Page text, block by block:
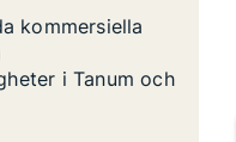
kommersiella
i Tanum och